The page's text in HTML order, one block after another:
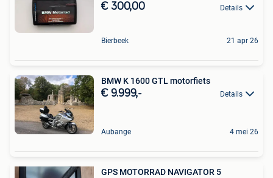
€ 300,00 Details
Bierbeek 21 apr 26
BMW K 1600 GTL motorfiets
€ 9.999,- Details
Aubange 4 mei 26
GPS MOTORRAD NAVIGATOR 5